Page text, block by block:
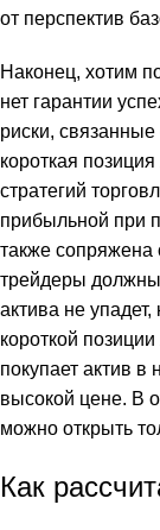
от перспектив
Наконец, хотим
нет гарантии
риски,
короткая
стратегий
прибыльной при
также сопряжена
трейдеры должны
актива не
короткой
покупает актив
высокой цене. В
можно открыть
Как